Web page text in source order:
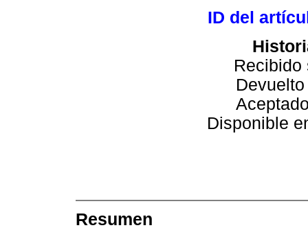
ID del
Recibido
Disponible
Resumen